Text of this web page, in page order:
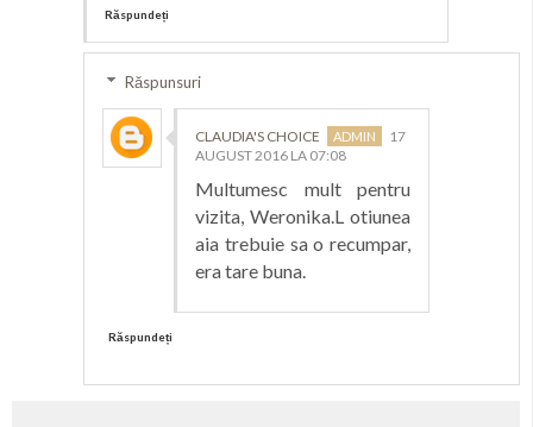
Răspundeți
Răspunsuri
CLAUDIA'S CHOICE
17
AUGUST 2016 LA 07:08
Multumesc mult pentru
vizita, Weronika.L otiunea
aia trebuie sa o recumpar,
era tare buna.
Răspundeți